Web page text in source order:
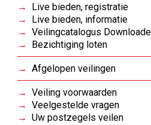
Live bieden, registratie
Live bieden, informatie
Veilingcatalogus
Bezichtiging loten
Afgelopen veilingen
Veiling voorwaarden
Veelgestelde vragen
Uw postzegels veilen